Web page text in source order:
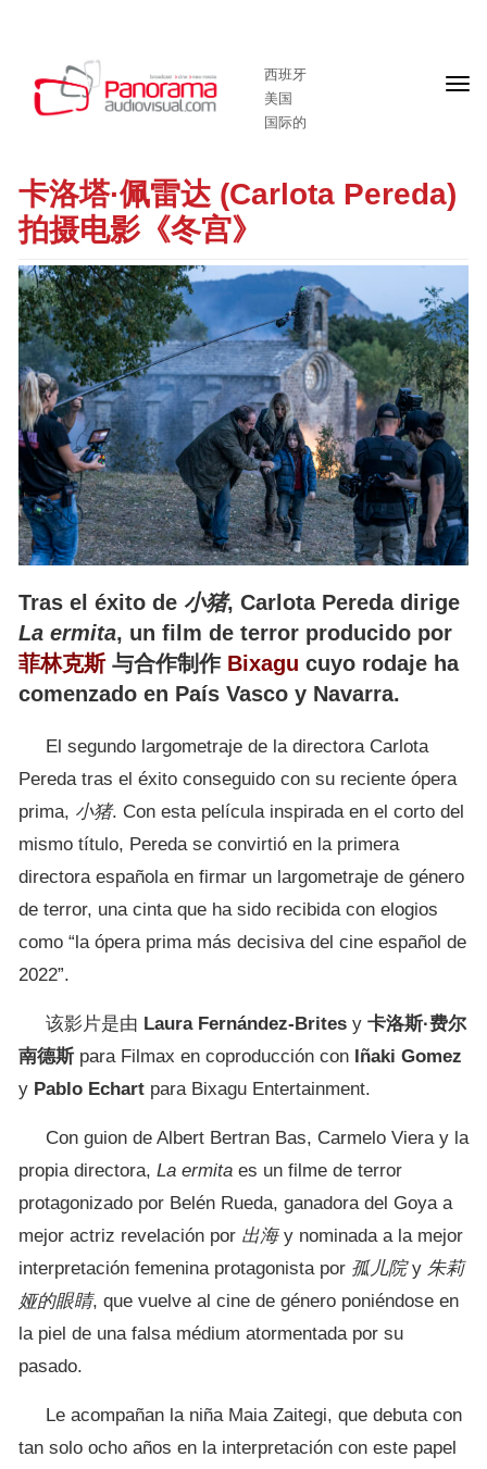
西班牙
美国
国际的
头
卡洛塔·佩雷达 (Carlota Pereda)
拍摄电影《冬宫》
Tras el éxito de 小猪, Carlota Pereda dirige
La ermita, un film de terror producido por
菲林克斯与合作制作 Bixagu cuyo rodaje ha
comenzado en País Vasco y Navarra.
El segundo largometraje de la directora Carlota
Pereda tras el éxito conseguido con su reciente ópera
prima, 小猪. Con esta película inspirada en el corto del
mismo título, Pereda se convirtió en la primera
directora española en firmar un largometraje de género
de terror, una cinta que ha sido recibida con elogios
como “la ópera prima más decisiva del cine español de
2022”.
该影片是由 Laura Fernández-Brites y 卡洛斯·费尔
南德斯 para Filmax en coproducción con Iñaki Gomez
y Pablo Echart para Bixagu Entertainment.
Con guion de Albert Bertran Bas, Carmelo Viera y la
propia directora, La ermita es un filme de terror
protagonizado por Belén Rueda, ganadora del Goya a
mejor actriz revelación por 出海 y nominada a la mejor
interpretación femenina protagonista por 孤儿院y 朱莉
娅的眼睛, que vuelve al cine de género poniéndose en
la piel de una falsa médium atormentada por su
pasado.
Le acompañan la niña Maia Zaitegi, que debuta con
tan solo ocho años en la interpretación con este papel